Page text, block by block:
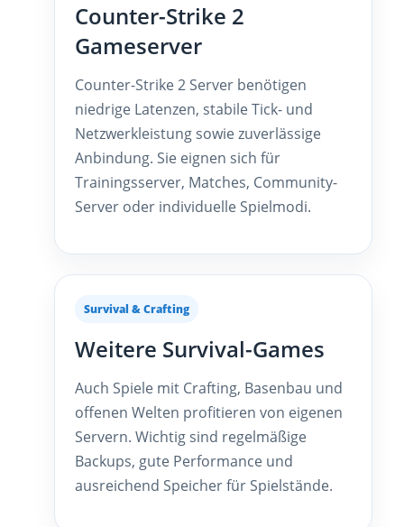
Counter-Strike 2
Gameserver
Counter-Strike 2 Server benötigen
niedrige Latenzen, stabile Tick- und
Netzwerkleistung sowie zuverlässige
Anbindung. Sie eignen sich für
Trainingsserver, Matches, Community-
Server oder individuelle Spielmodi.
Survival & Crafting
Weitere Survival-Games
Auch Spiele mit Crafting, Basenbau und
offenen Welten profitieren von eigenen
Servern. Wichtig sind regelmäßige
Backups, gute Performance und
ausreichend Speicher für Spielstände.